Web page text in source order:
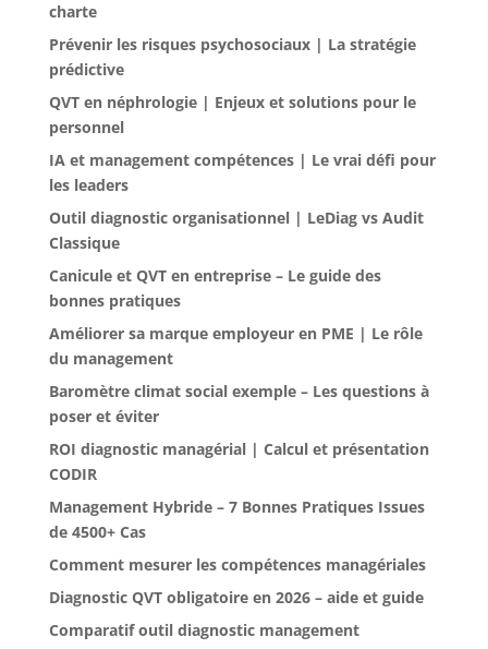
charte
Prévenir les risques psychosociaux | La stratégie
prédictive
QVT en néphrologie | Enjeux et solutions pour le
personnel
IA et management compétences | Le vrai défi pour
les leaders
Outil diagnostic organisationnel | LeDiag vs Audit
Classique
Canicule et QVT en entreprise – Le guide des
bonnes pratiques
Améliorer sa marque employeur en PME | Le rôle
du management
Baromètre climat social exemple – Les questions à
poser et éviter
ROI diagnostic managérial | Calcul et présentation
CODIR
Management Hybride – 7 Bonnes Pratiques Issues
de 4500+ Cas
Comment mesurer les compétences managériales
Diagnostic QVT obligatoire en 2026 – aide et guide
Comparatif outil diagnostic management